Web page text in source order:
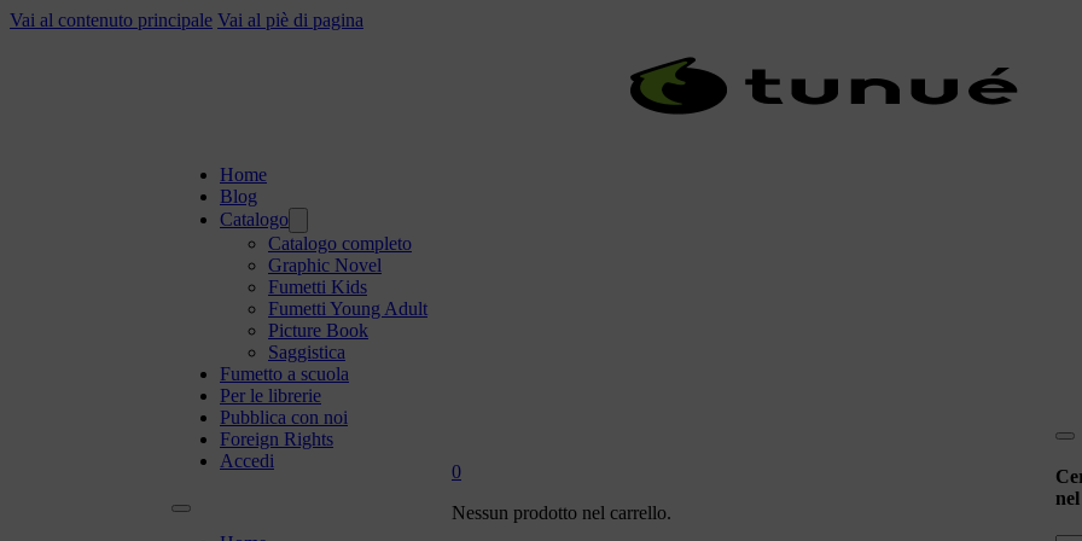
Vai al contenuto principale Vai al piè di pagina
Home
Blog
Catalogo
Catalogo completo
Graphic Novel
Fumetti Kids
Fumetti Young Adult
Picture Book
Saggistica
Fumetto a scuola
Per le librerie
Pubblica con noi
Foreign Rights
Accedi
0
Nessun prodotto nel carrello.